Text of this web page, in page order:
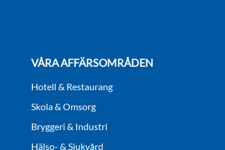
VÅRA AFFÄRSOMRÅDEN
Hotell & Restaurang
Skola & Omsorg
Bryggeri & Industri
Hälso- & Sjukvård